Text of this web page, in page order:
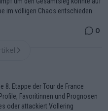
im völligen Chaos entschieden
0
8. Etappe der Tour de France
Favoritinnen und Prognosen
oder attackiert Vollering